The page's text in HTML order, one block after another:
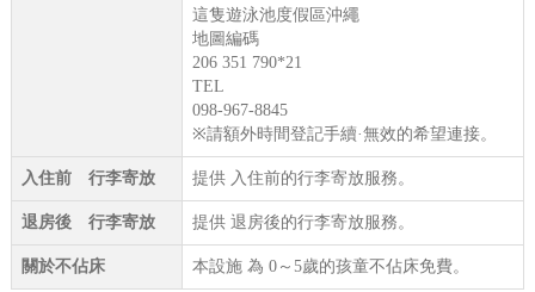
這隻遊泳池度假區沖繩
地圖編碼
206 351 790*21
TEL
098-967-8845
※請額外時間登記手續·無效的希望連接。
入住前 行李寄放 提供 入住前的行李寄放服務。
退房後 行李寄放 提供 退房後的行李寄放服務。
關於不佔床 本設施 為 0～5歲的孩童不佔床免費。